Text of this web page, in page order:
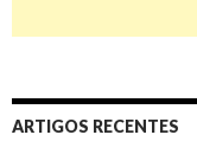
ARTIGOS RECENTES